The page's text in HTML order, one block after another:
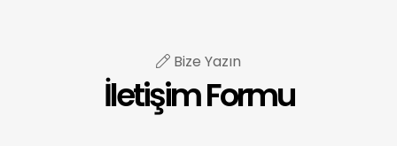
Bize Yazın
İletişim Formu